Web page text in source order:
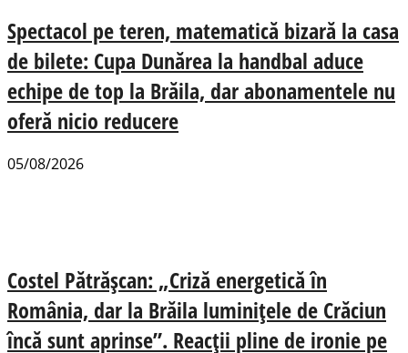
Spectacol pe teren, matematică bizară la casa
de bilete: Cupa Dunărea la handbal aduce
echipe de top la Brăila, dar abonamentele nu
oferă nicio reducere
05/08/2026
Costel Pătrășcan: „Criză energetică în
România, dar la Brăila luminițele de Crăciun
încă sunt aprinse”. Reacții pline de ironie pe